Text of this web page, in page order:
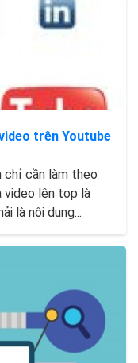
trên Youtube
chỉ cần làm theo
video lên top là
là nội dung...